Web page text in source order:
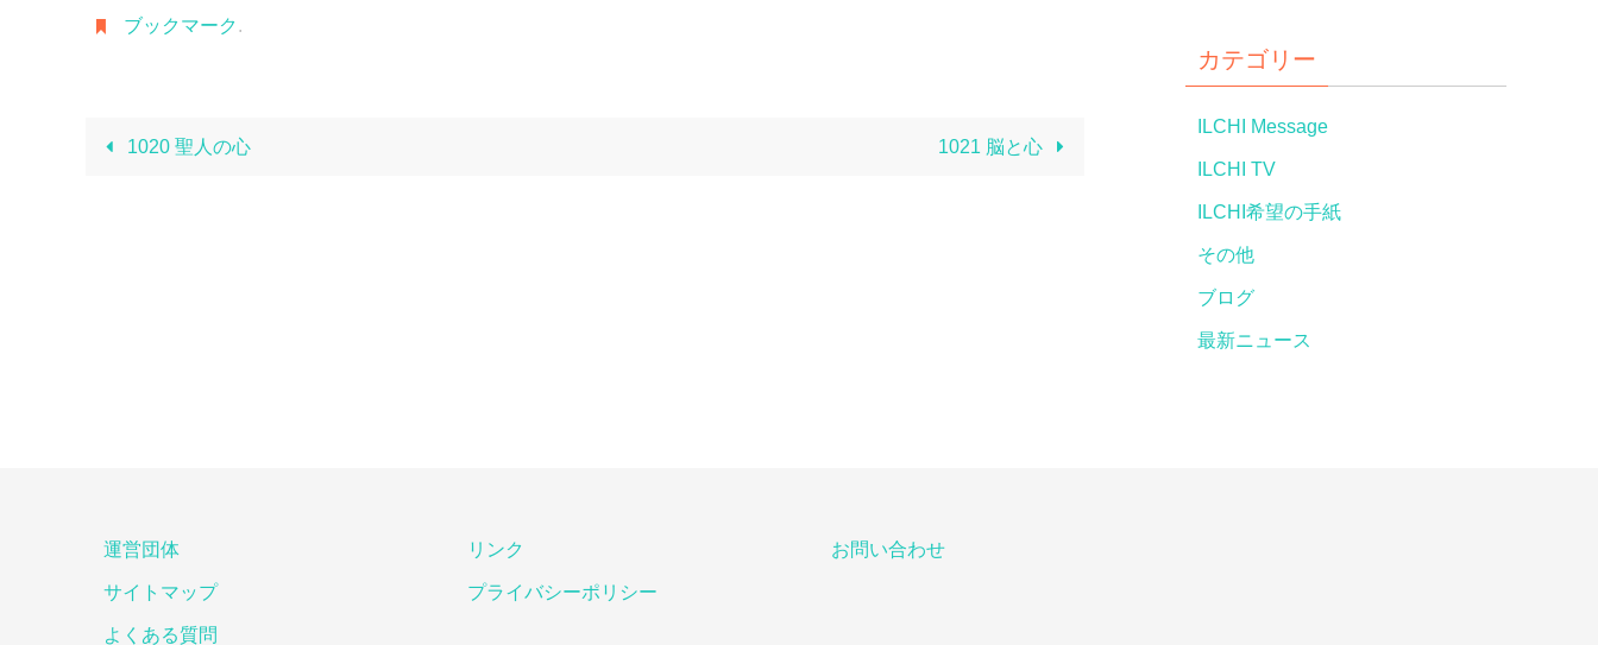
ブックマーク .
1020 聖人の心 1021 脳と心
カテゴリー
ILCHI Message
ILCHI TV
ILCHI希望の手紙
その他
ブログ
最新ニュース
運営団体
サイトマップ
よくある質問
リンク
プライバシーポリシー
お問い合わせ